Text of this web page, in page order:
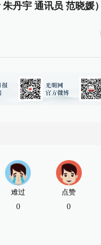
朱丹宇 通讯员 范晓媛）
难过
0
点赞
0